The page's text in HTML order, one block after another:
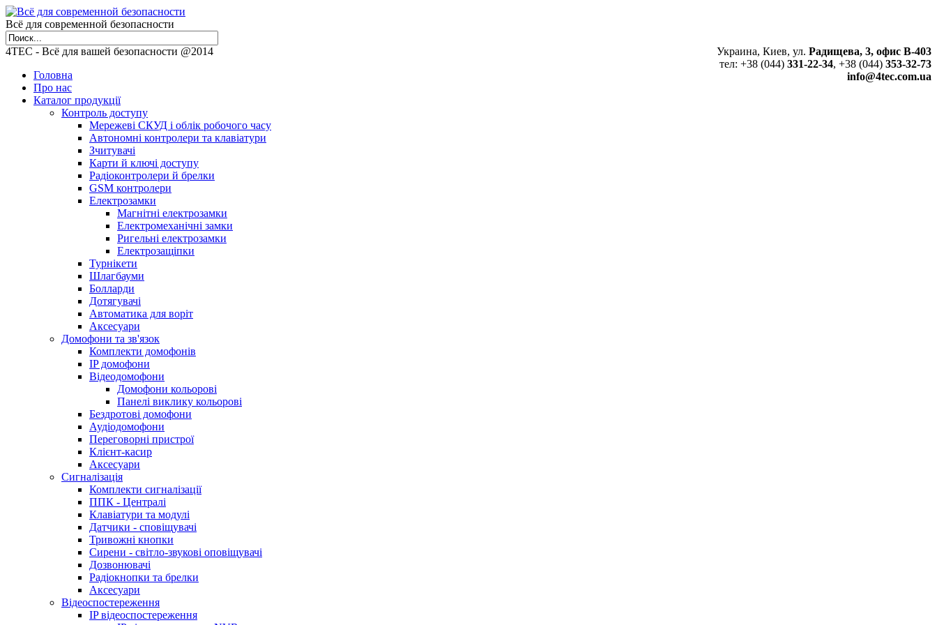
Всё для современной безопасности
Украина, Киев, ул. Радищева, 3, офис В-403
тел: +38 (044) 331-22-34, +38 (044) 353-32-73
info@4tec.com.ua
4TEC - Всё для вашей безопасности @2014
Головна
Про нас
Каталог продукції
Контроль доступу
Мережеві СКУД і облік робочого часу
Автономні контролери та клавіатури
Зчитувачі
Карти й ключі доступу
Радіоконтролери й брелки
GSM контролери
Електрозамки
Магнітні електрозамки
Електромеханічні замки
Ригельні електрозамки
Електрозащіпки
Турнікети
Шлагбауми
Болларди
Дотягувачі
Автоматика для воріт
Аксесуари
Домофони та зв'язок
Комплекти домофонів
IP домофони
Відеодомофони
Домофони кольорові
Панелі виклику кольорові
Бездротові домофони
Аудіодомофони
Переговорні пристрої
Клієнт-касир
Аксесуари
Сигналізація
Комплекти сигналізації
ППК - Централі
Клавіатури та модулі
Датчики - сповіщувачі
Тривожні кнопки
Сирени - світло-звукові оповіщувачі
Дозвонювачі
Радіокнопки та брелки
Аксесуари
Відеоспостереження
IP відеоспостереження